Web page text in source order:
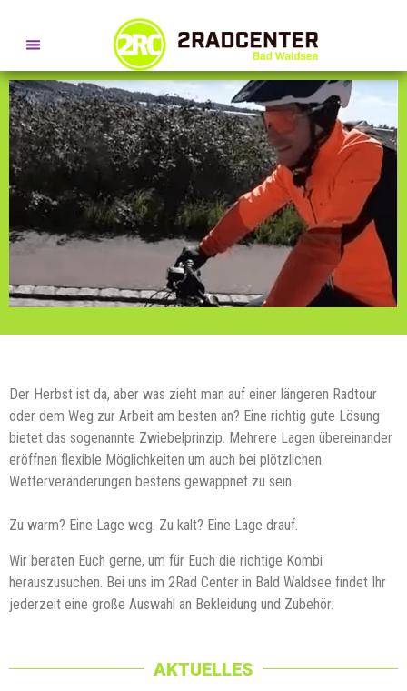
Der Herbst ist da, aber was zieht man auf einer längeren Radtour
oder dem Weg zur Arbeit am besten an? Eine richtig gute Lösung
bietet das sogenannte Zwiebelprinzip. Mehrere Lagen übereinander
eröffnen flexible Möglichkeiten um auch bei plötzlichen
Wetterveränderungen bestens gewappnet zu sein.
Zu warm? Eine Lage weg. Zu kalt? Eine Lage drauf.
Wir beraten Euch gerne, um für Euch die richtige Kombi
herauszusuchen. Bei uns im 2Rad Center in Bald Waldsee findet Ihr
jederzeit eine große Auswahl an Bekleidung und Zubehör.
AKTUELLES